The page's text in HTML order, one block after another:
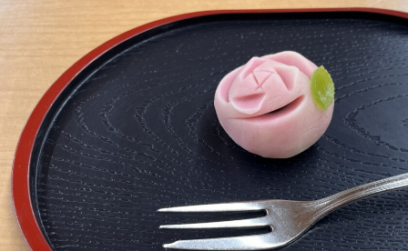
浴風会病院
認知症介護研究・研修東京センター